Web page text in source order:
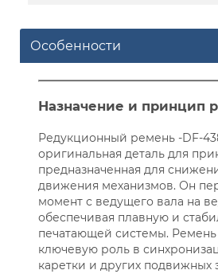
Особенности
Назначение и принцип
Редукционный ремень -DF-
оригинальная деталь для
предназначенная для
движения механизмов. Он
момент с ведущего вала на
обеспечивая плавную и
печатающей системы. Ремень
ключевую роль в
каретки и других подвижных